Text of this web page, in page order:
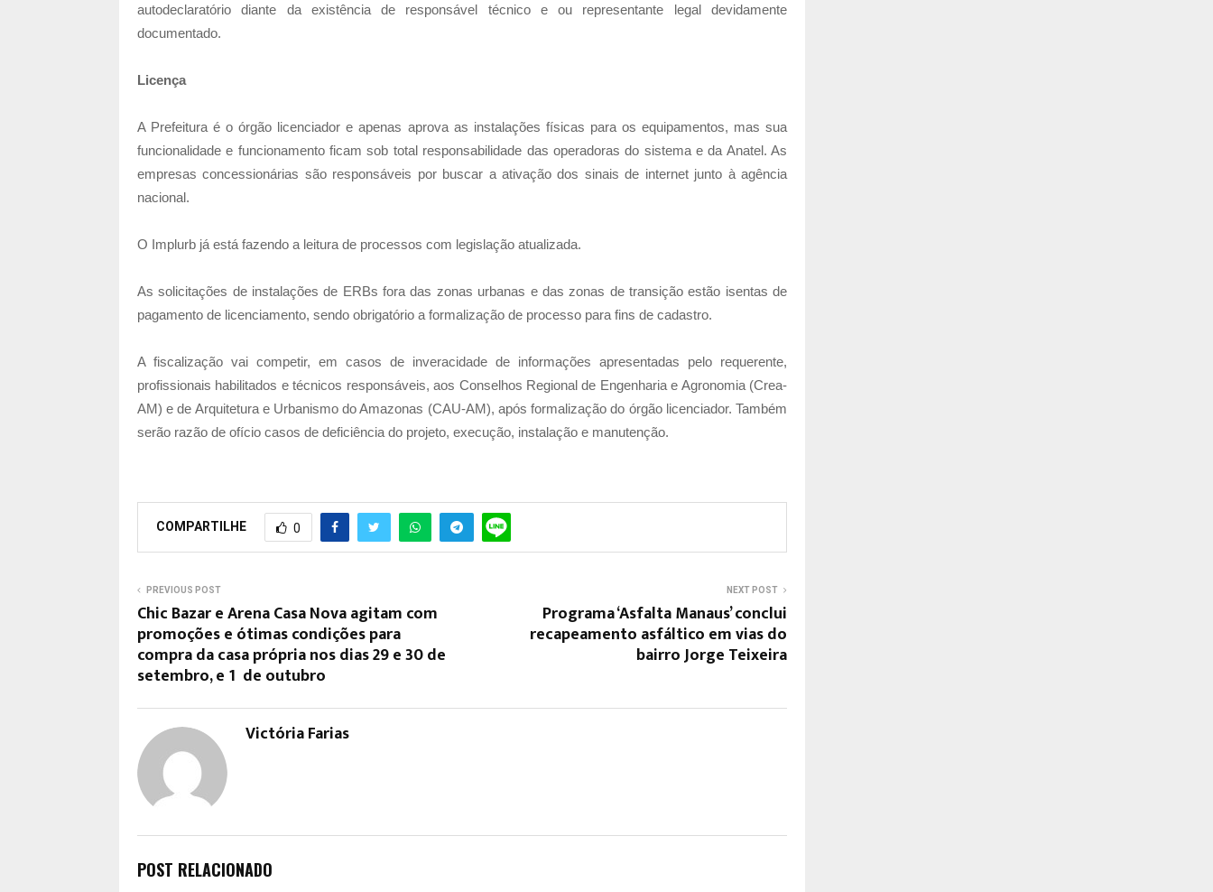
autodeclaratório diante da existência de responsável técnico e ou representante legal devidamente
documentado.
Licença
A Prefeitura é o órgão licenciador e apenas aprova as instalações físicas para os equipamentos, mas sua
funcionalidade e funcionamento ficam sob total responsabilidade das operadoras do sistema e da Anatel. As
empresas concessionárias são responsáveis por buscar a ativação dos sinais de internet junto à agência
nacional.
O Implurb já está fazendo a leitura de processos com legislação atualizada.
As solicitações de instalações de ERBs fora das zonas urbanas e das zonas de transição estão isentas de
pagamento de licenciamento, sendo obrigatório a formalização de processo para fins de cadastro.
A fiscalização vai competir, em casos de inveracidade de informações apresentadas pelo requerente,
profissionais habilitados e técnicos responsáveis, aos Conselhos Regional de Engenharia e Agronomia (Crea-
AM) e de Arquitetura e Urbanismo do Amazonas (CAU-AM), após formalização do órgão licenciador. Também
serão razão de ofício casos de deficiência do projeto, execução, instalação e manutenção.
COMPARTILHE 0
PREVIOUS POST
Chic Bazar e Arena Casa Nova agitam com
promoções e ótimas condições para
compra da casa própria nos dias 29 e 30 de
setembro, e 1º de outubro
NEXT POST
Programa ‘Asfalta Manaus’ conclui
recapeamento asfáltico em vias do
bairro Jorge Teixeira
Victória Farias
POST RELACIONADO